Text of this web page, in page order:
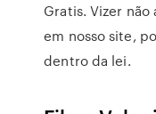
Gratis. Vizer
em nosso site,
dentro da lei.